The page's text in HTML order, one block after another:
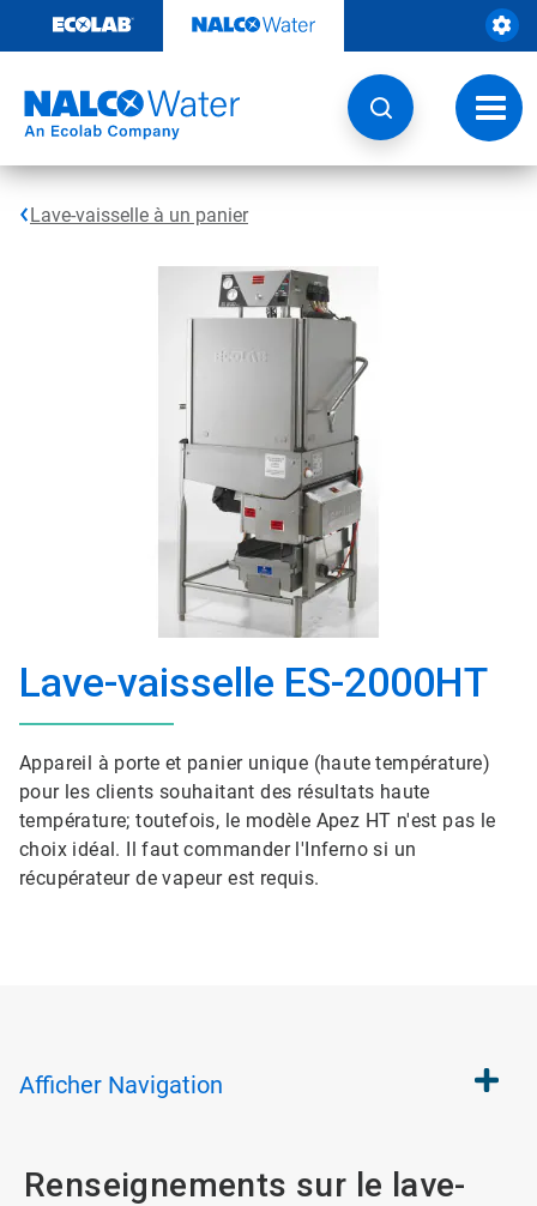
contenu​​​​​​​
à
Lave-vaisselle à un panier
Lave-vaisselle ES-2000HT
Appareil à porte et panier unique (haute température)
pour les clients souhaitant des résultats haute
température; toutefois, le modèle Apez HT n'est pas le
choix idéal. Il faut commander l'Inferno si un
récupérateur de vapeur est requis.
Afficher Navigation
Renseignements sur le lave-